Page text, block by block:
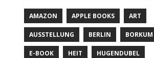
AMAZON APPLE BOOKS ART
AUSSTELLUNG BERLIN BORKUM
E-BOOK HEIT HUGENDUBEL